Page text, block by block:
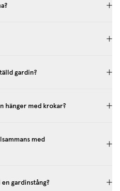
gardin?
hänger med krokar?
med
gardinstång?